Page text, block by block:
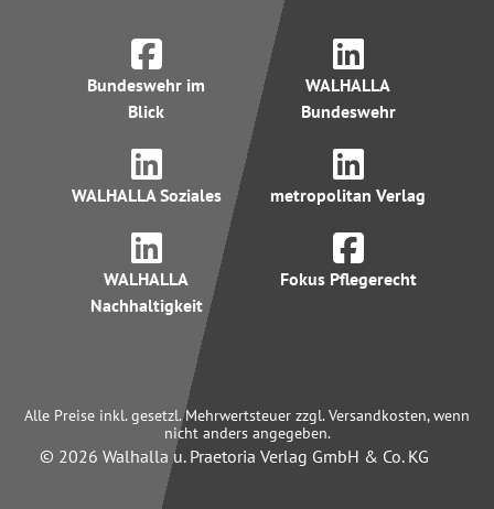
Bundeswehr im
Blick
WALHALLA
Bundeswehr
WALHALLA Soziales metropolitan Verlag
WALHALLA
Nachhaltigkeit
Fokus Pflegerecht
Alle Preise inkl. gesetzl. Mehrwertsteuer zzgl. Versandkosten, wenn
nicht anders angegeben.
© 2026 Walhalla u. Praetoria Verlag GmbH & Co. KG